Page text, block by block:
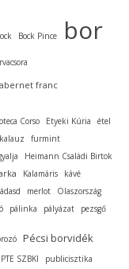
Bock Pince bor
franc
Corso Etyeki Kúria
étel
furmint
Heimann Családi Birtok
Kalamáris
kávé
merlot Olaszország
pálinka pályázat pezsgő
Pécsi borvidék
PTE SZBKI
publicisztika